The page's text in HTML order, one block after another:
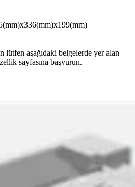
lütfen aşağıdaki belgelerde yer alan
sayfasına başvurun.